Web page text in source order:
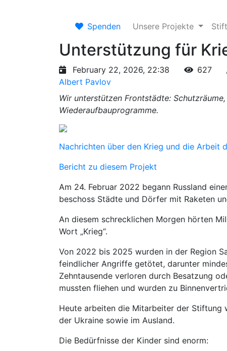
Spenden Unsere Projekte
Unterstützung für
February 22, 2026, 22:38 627
Albert Pavlov
Wir unterstützen Frontstädte:
Wiederaufbauprogramme.
Nachrichten über den Krieg und die Arbeit
Bericht zu diesem Projekt
Am 24. Februar 2022 begann Russland
beschoss Städte und Dörfer mit Raketen
An diesem schrecklichen Morgen hörten
Wort „Krieg“.
Von 2022 bis 2025 wurden in der Region
feindlicher Angriffe getötet, darunter
Zehntausende verloren durch Besatzung
mussten fliehen und wurden zu
Heute arbeiten die Mitarbeiter der Stiftung
der Ukraine sowie im Ausland.
Die Bedürfnisse der Kinder sind enorm: